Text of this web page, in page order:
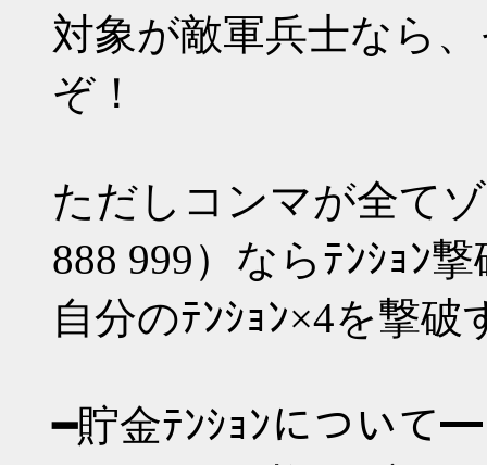
対象が敵軍兵士なら
ぞ！
ただしコンマが全て
888 999）ならﾃﾝｼｮﾝ
自分のﾃﾝｼｮﾝ×4を撃破
━貯金ﾃﾝｼｮﾝについて━